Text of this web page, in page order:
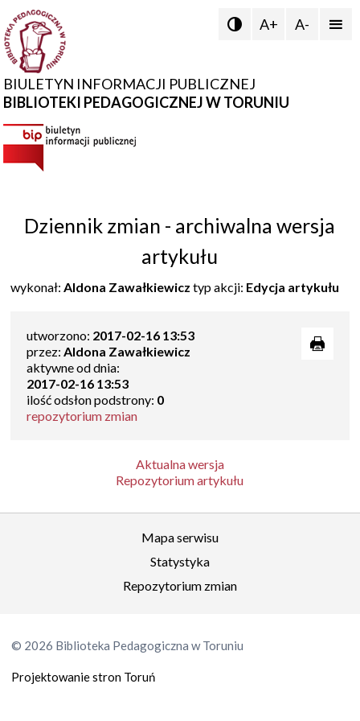
BIULETYN INFORMACJI PUBLICZNEJ
BIBLIOTEKI PEDAGOGICZNEJ W TORUNIU
 A+ A- 
Dziennik zmian - archiwalna wersja
artykułu
wykonał:Aldona Zawałkiewicz typ akcji: Edycja artykułu
utworzono: 2017-02-16 13:53
przez:Aldona Zawałkiewicz
aktywne od dnia:
2017-02-16 13:53
ilość odsłon podstrony: 0
repozytorium zmian
Aktualna wersja
Repozytorium artykułu
Mapa serwisu
Statystyka
Repozytorium zmian
© 2026 Biblioteka Pedagogiczna w Toruniu
Projektowanie stron Toruń